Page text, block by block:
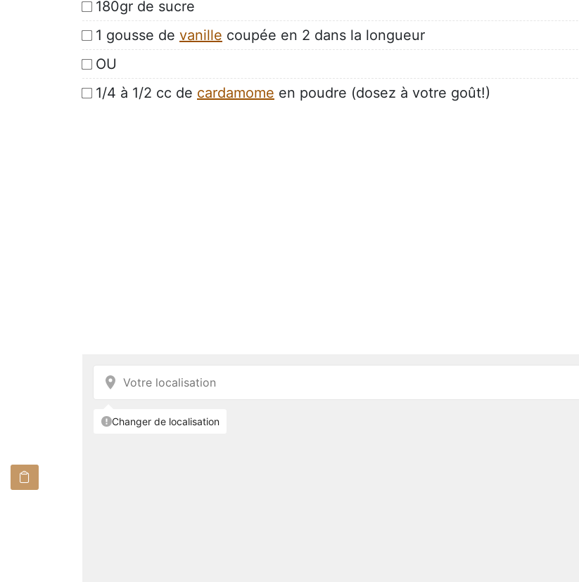
180gr de sucre
1 gousse de vanille coupée en 2 dans la longueur
OU
1/4 à 1/2 cc de cardamome en poudre (dosez à votre goût!)